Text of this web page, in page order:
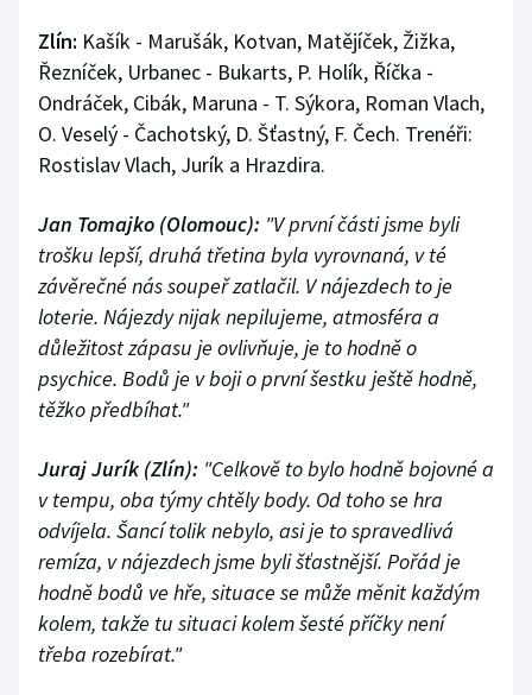
Zlín: Kašík - Marušák, Kotvan, Matějíček, Žižka,
Řezníček, Urbanec - Bukarts, P. Holík, Říčka -
Ondráček, Cibák, Maruna - T. Sýkora, Roman Vlach,
O. Veselý - Čachotský, D. Šťastný, F. Čech. Trenéři:
Rostislav Vlach, Jurík a Hrazdira.
Jan Tomajko (Olomouc): "V první části jsme byli
trošku lepší, druhá třetina byla vyrovnaná, v té
závěrečné nás soupeř zatlačil. V nájezdech to je
loterie. Nájezdy nijak nepilujeme, atmosféra a
důležitost zápasu je ovlivňuje, je to hodně o
psychice. Bodů je v boji o první šestku ještě hodně,
těžko předbíhat."
Juraj Jurík (Zlín): "Celkově to bylo hodně bojovné a
v tempu, oba týmy chtěly body. Od toho se hra
odvíjela. Šancí tolik nebylo, asi je to spravedlivá
remíza, v nájezdech jsme byli šťastnější. Pořád je
hodně bodů ve hře, situace se může měnit každým
kolem, takže tu situaci kolem šesté příčky není
třeba rozebírat."